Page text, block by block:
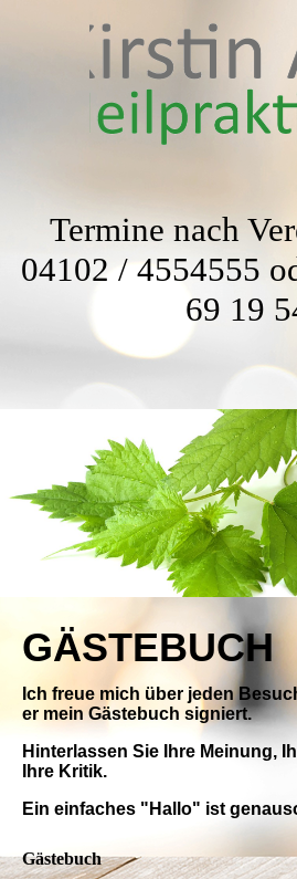
Termine nach
04102 / 4554555
69 19
GÄSTEBUCH
Ich freue mich über jeden
er mein Gästebuch signiert.
Hinterlassen Sie Ihre Meinung,
Ihre Kritik.
Ein einfaches "Hallo" ist
Gästebuch